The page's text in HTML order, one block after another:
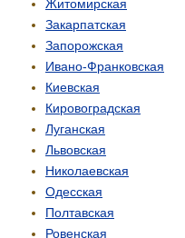
Житомирская
Закарпатская
Запорожская
Ивано-Франковская
Киевская
Кировоградская
Луганская
Львовская
Николаевская
Одесская
Полтавская
Ровенская